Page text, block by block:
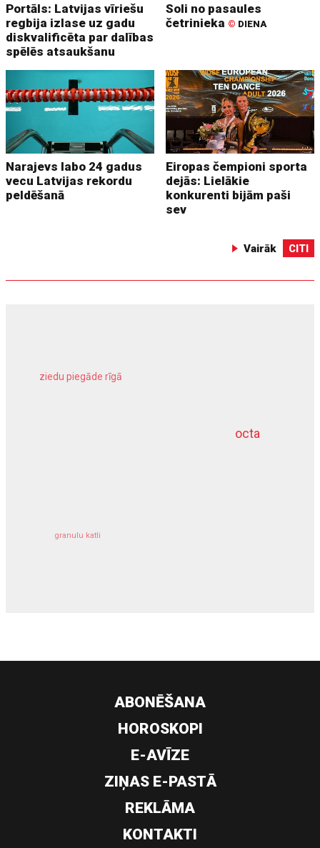
Portāls: Latvijas vīriešu
regbija izlase uz gadu
diskvalificēta par dalības
spēlēs atsaukšanu
Soli no pasaules
četrinieka © DIENA
Narajevs labo 24 gadus
vecu Latvijas rekordu
peldēšanā
Eiropas čempioni sporta
dejās: Lielākie
konkurenti bijām paši
sev
Vairāk CITI
octa
ziedu piegāde rīgā
granulu katli
dziļurbums
ABONĒŠANA
HOROSKOPI
E-AVĪZE
ZIŅAS E-PASTĀ
REKLĀMA
KONTAKTI